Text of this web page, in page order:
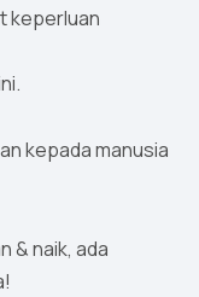
keperluan
kepada manusia
& naik, ada